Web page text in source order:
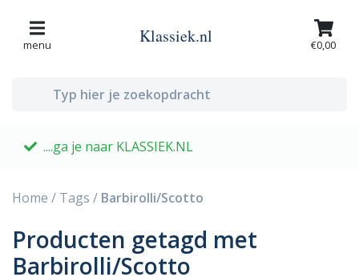
menu Klassiek.nl €0,00
....ga je naar KLASSIEK.NL
Home / Tags / Barbirolli/Scotto
Producten getagd met
Barbirolli/Scotto